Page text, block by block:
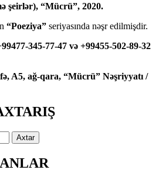
şeirlər), “Mücrü”, 2020.
“Poeziya” seriyasında nəşr edilmişdir.
345-77-47 və +99455-502-89-32
A5, ağ-qara, “Mücrü” Nəşriyyatı /